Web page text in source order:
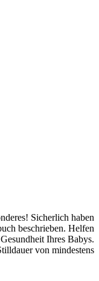
Sicherlich haben
beschrieben. Helfen
Ihres Babys.
von mindestens